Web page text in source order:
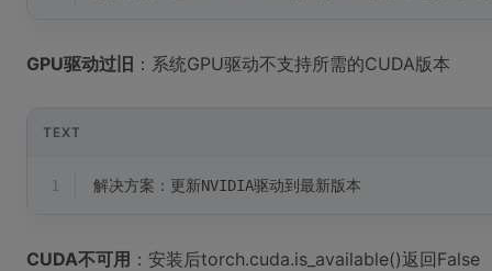
GPU驱动过旧 ：系统GPU驱动不支持所需的CUDA版本
TEXT
1 解决方案：更新NVIDIA驱动到最新版本
CUDA不可用 ：安装后torch.cuda.is_available()返回False